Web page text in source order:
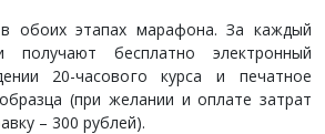
обоих этапах марафона. За каждый
получают бесплатно электронный
20-часового курса и печатное
(при желании и оплате затрат
– 300 рублей).